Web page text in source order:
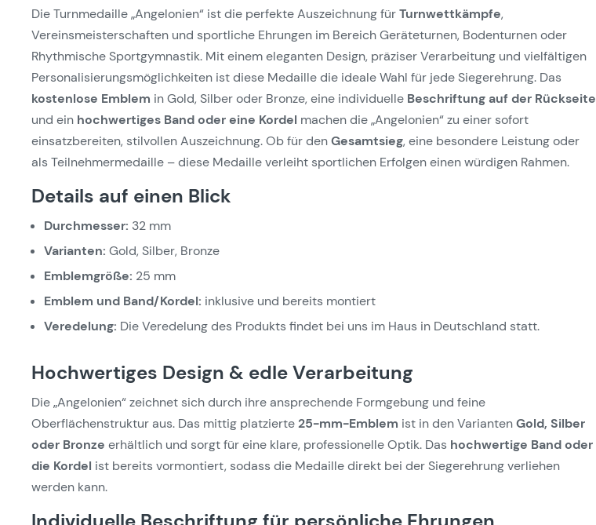
Die Turnmedaille „Angelonien“ ist die perfekte Auszeichnung fürTurnwettkämpfe,
Vereinsmeisterschaften und sportliche Ehrungen im Bereich Geräteturnen, Bodenturnen oder
Rhythmische Sportgymnastik. Mit einem eleganten Design, präziser Verarbeitung und vielfältigen
Personalisierungsmöglichkeiten ist diese Medaille die ideale Wahl für jede Siegerehrung. Das
kostenlose Emblem in Gold, Silber oder Bronze, eine individuelle Beschriftung auf der Rückseite
und ein hochwertiges Band oder eine Kordel machen die „Angelonien“ zu einer sofort
einsatzbereiten, stilvollen Auszeichnung. Ob für denGesamtsieg, eine besondere Leistung oder
als Teilnehmermedaille – diese Medaille verleiht sportlichen Erfolgen einen würdigen Rahmen.
Details auf einen Blick
Durchmesser: 32 mm
Varianten: Gold, Silber, Bronze
Emblemgröße: 25 mm
Emblem und Band/Kordel: inklusive und bereits montiert
Veredelung: Die Veredelung des Produkts findet bei uns im Haus in Deutschland statt.
Hochwertiges Design & edle Verarbeitung
Die „Angelonien“ zeichnet sich durch ihre ansprechende Formgebung und feine
Oberflächenstruktur aus. Das mittig platzierte25-mm-Emblem ist in den VariantenGold, Silber
oder Bronze erhältlich und sorgt für eine klare, professionelle Optik. Das hochwertige Band oder
die Kordel ist bereits vormontiert, sodass die Medaille direkt bei der Siegerehrung verliehen
werden kann.